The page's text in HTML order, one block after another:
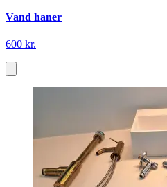
Vand haner
600 kr.